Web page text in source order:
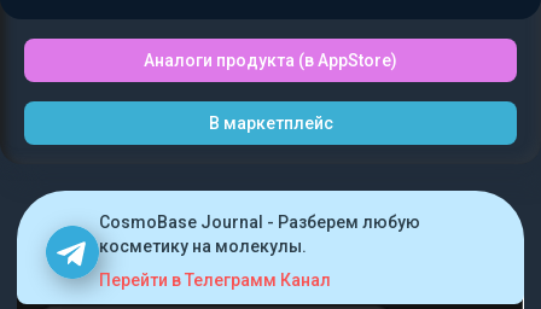
Аналоги продукта (в AppStore)
В маркетплейс
CosmoBase Journal - Разберем любую
косметику на молекулы.
Перейти в Телеграмм Канал